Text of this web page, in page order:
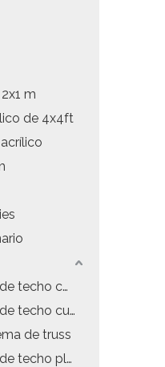
m
de 4x4ft
Sistema típico de armadura de techo con estructura en A
Sistema típico de armadura de techo curvo
de truss
Sistema típico de armadura de techo plano